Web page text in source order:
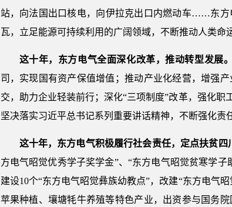
站，向法国出口核电，向伊拉克出口内燃动车……东方
瓦，立足能源可持续利用的广阔领域，不断推动人类命
这十年，东方电气全面深化改革，推动转型发展
司，实现国有资产保值增值；推动产业化经营，增强
交，助力企业轻装前行；深化“三项制度”改革，强化
坚决落实习近平总书记系列重要讲话精神，不断强化责
这十年，东方电气积极履行社会责任，定点扶贫
方电气昭觉优秀学子奖学金”、“东方电气昭觉贫寒学
建设10个“东方电气昭觉彝族幼教点”，改建“东方电气
苹果种植、壤塘牦牛养殖等特色产业，出资参与国务